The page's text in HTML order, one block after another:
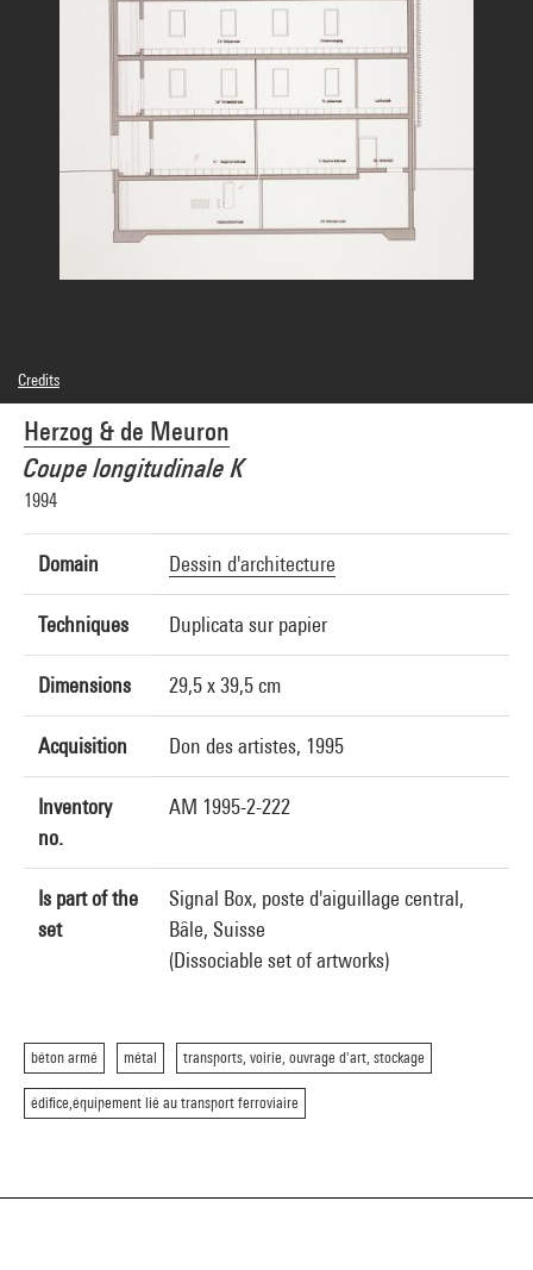
Herzog & de Meuron
Coupe longitudinale K
1994
Domain Dessin d'architecture
Techniques Duplicata sur papier
Dimensions 29,5 x 39,5 cm
Acquisition Don des artistes, 1995
Inventory
no.
AM 1995-2-222
Is part of the
set
Signal Box, poste d'aiguillage central,
Bâle, Suisse
(Dissociable set of artworks)
béton armé métal transports, voirie, ouvrage d'art, stockage
édifice,équipement lié au transport ferroviaire
Credits
© Herzog & de Meuron
Photo credits : Centre Pompidou, MNAM-CCI/Jean-Claude Planchet/Dist.
GrandPalaisRmn
Image reference : 4R13841 [1998 CX 3073]